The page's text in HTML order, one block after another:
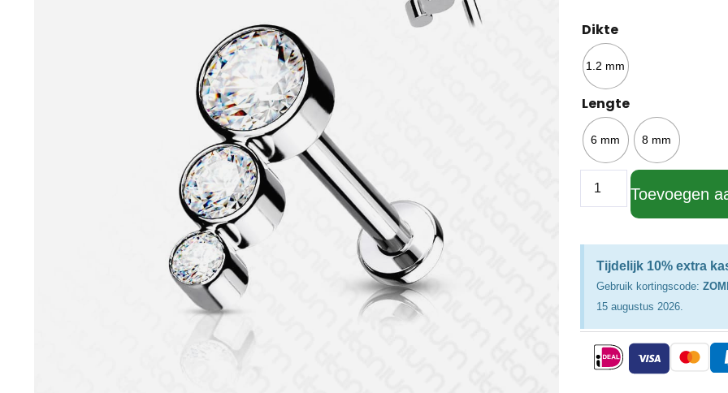
Dikte
1.2 mm
Lengte
6 mm 8 mm
Toevoegen
Tijdelijk 10% extra
Gebruik kortingscode:
15 augustus 2026.